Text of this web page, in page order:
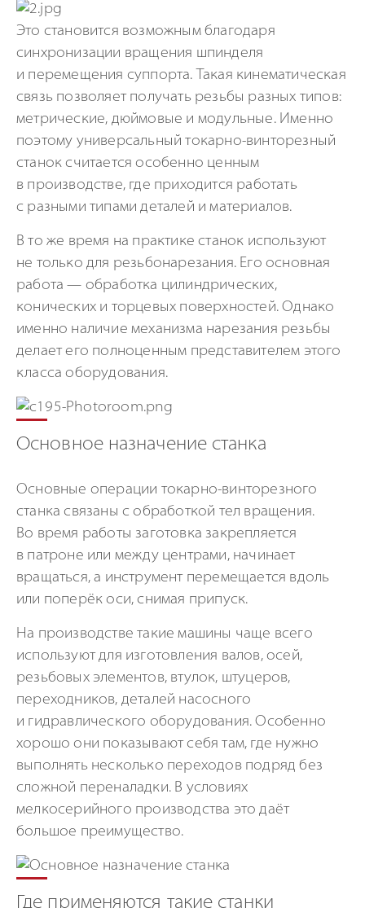
Это становится возможным благодаря
синхронизации вращения шпинделя
и перемещения суппорта. Такая кинематическая
связь позволяет получать резьбы разных типов:
метрические, дюймовые и модульные. Именно
поэтому универсальный токарно-винторезный
станок считается особенно ценным
в производстве, где приходится работать
с разными типами деталей и материалов.
В то же время на практике станок используют
не только для резьбонарезания. Его основная
работа — обработка цилиндрических,
конических и торцевых поверхностей. Однако
именно наличие механизма нарезания резьбы
делает его полноценным представителем этого
класса оборудования.
Основное назначение станка
Основные операции токарно-винторезного
станка связаны с обработкой тел вращения.
Во время работы заготовка закрепляется
в патроне или между центрами, начинает
вращаться, а инструмент перемещается вдоль
или поперёк оси, снимая припуск.
На производстве такие машины чаще всего
используют для изготовления валов, осей,
резьбовых элементов, втулок, штуцеров,
переходников, деталей насосного
и гидравлического оборудования. Особенно
хорошо они показывают себя там, где нужно
выполнять несколько переходов подряд без
сложной переналадки. В условиях
мелкосерийного производства это даёт
большое преимущество.
Где применяются такие станки